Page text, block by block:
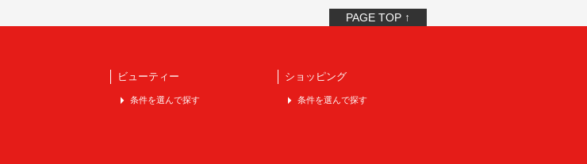
PAGE TOP ↑
ビューティー
条件を選んで探す
ショッピング
条件を選んで探す